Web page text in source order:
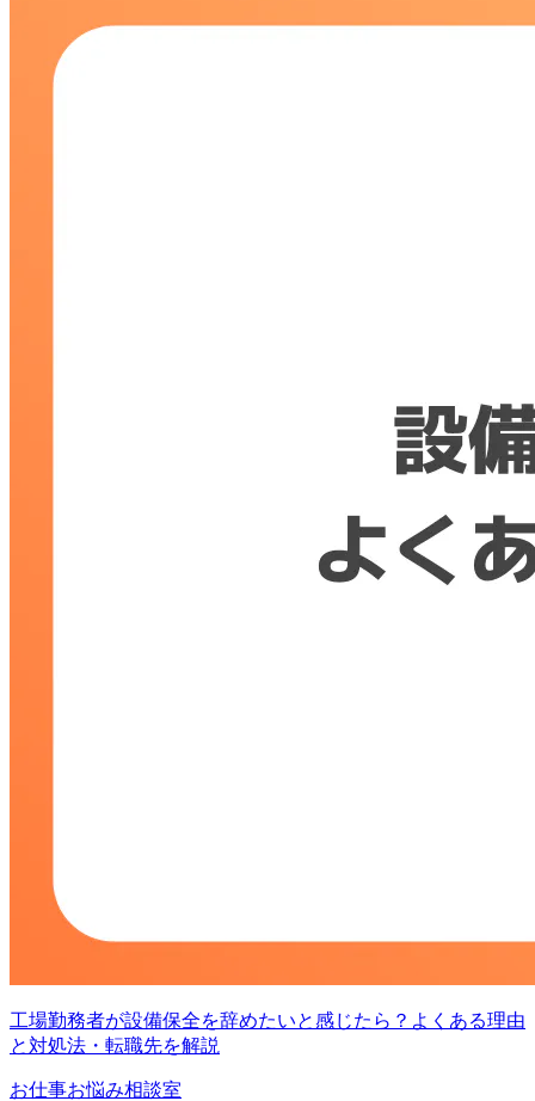
工場勤務者が設備保全を辞めたいと感じたら？よくある理由
と対処法・転職先を解説
お仕事お悩み相談室